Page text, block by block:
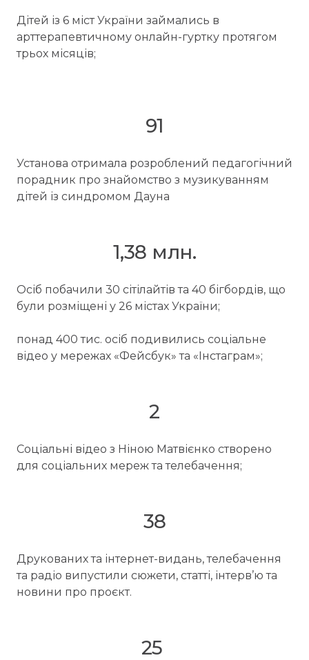
Дітей із 6 міст України займались в
арттерапевтичному онлайн-гуртку протягом
трьох місяців;
91
Установа отримала розроблений педагогічний
порадник про знайомство з музикуванням
дітей із синдромом Дауна
1,38 млн.
Осіб побачили 30 сітілайтів та 40 бігбордів, що
були розміщені у 26 містах України;
понад 400 тис. осіб подивились соціальне
відео у мережах «Фейсбук» та «Інстаграм»;
2
Соціальні відео з Ніною Матвієнко створено
для соціальних мереж та телебачення;
38
Друкованих та інтернет-видань, телебачення
та радіо випустили сюжети, статті, інтерв’ю та
новини про проєкт.
25